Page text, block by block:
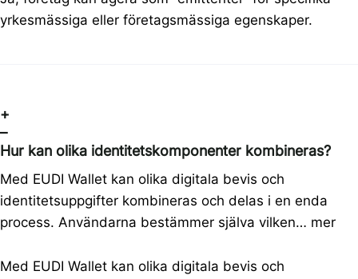
yrkesmässiga eller företagsmässiga egenskaper.
+
–
Hur kan olika identitetskomponenter kombineras?
Med EUDI Wallet kan olika digitala bevis och
identitetsuppgifter kombineras och delas i en enda
process. Användarna bestämmer själva vilken… mer
Med EUDI Wallet kan olika digitala bevis och